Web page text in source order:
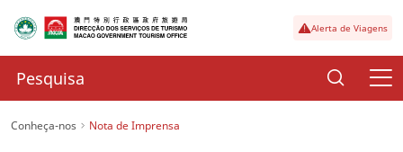
Alerta de Viagens
Conheça-nos Nota de Imprensa